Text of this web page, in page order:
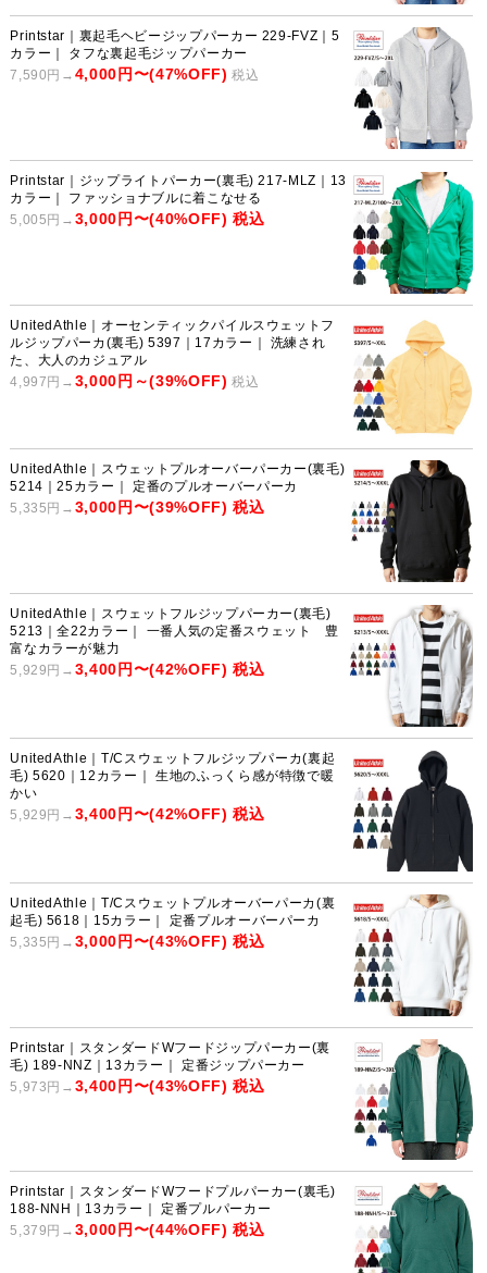
Printstar｜裏起毛ヘビージップパーカー 229-FVZ｜5
カラー｜ タフな裏起毛ジップパーカー
7,590円→ 4,000円〜(47%OFF) 税込
Printstar｜ジップライトパーカー(裏毛) 217-MLZ｜13
カラー｜ ファッショナブルに着こなせる
5,005円→ 3,000円〜(40%OFF) 税込
UnitedAthle｜オーセンティックパイルスウェットフ
ルジップパーカ(裏毛) 5397｜17カラー｜ 洗練され
た、大人のカジュアル
4,997円→ 3,000円～(39%OFF) 税込
UnitedAthle｜スウェットプルオーバーパーカー(裏毛)
5214｜25カラー｜ 定番のプルオーバーパーカ
5,335円→ 3,000円〜(39%OFF) 税込
UnitedAthle｜スウェットフルジップパーカー(裏毛)
5213｜全22カラー｜ 一番人気の定番スウェット 豊
富なカラーが魅力
5,929円→ 3,400円〜(42%OFF) 税込
UnitedAthle｜T/Cスウェットフルジップパーカ(裏起
毛) 5620｜12カラー｜ 生地のふっくら感が特徴で暖
かい
5,929円→ 3,400円〜(42%OFF) 税込
UnitedAthle｜T/Cスウェットプルオーバーパーカ(裏
起毛) 5618｜15カラー｜ 定番プルオーバーパーカ
5,335円→ 3,000円〜(43%OFF) 税込
Printstar｜スタンダードWフードジップパーカー(裏
毛) 189-NNZ｜13カラー｜ 定番ジップパーカー
5,973円→ 3,400円〜(43%OFF) 税込
Printstar｜スタンダードWフードプルパーカー(裏毛)
188-NNH｜13カラー｜ 定番プルパーカー
5,379円→ 3,000円〜(44%OFF) 税込